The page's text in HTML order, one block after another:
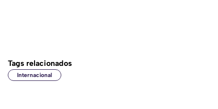
Tags relacionados
Internacional